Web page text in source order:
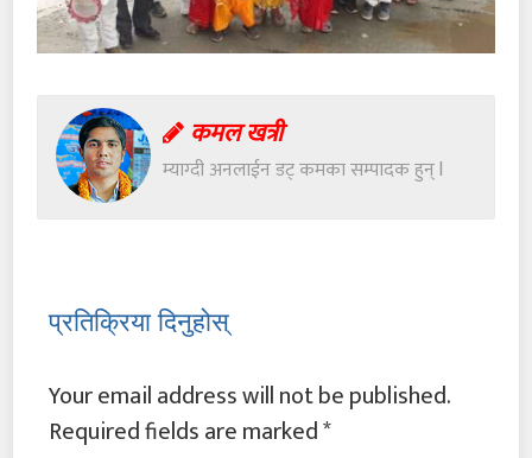
कमल खत्री
म्याग्दी अनलाईन डट् कमका सम्पादक हुन् l
प्रतिक्रिया दिनुहोस्
Your email address will not be published.
Required fields are marked*